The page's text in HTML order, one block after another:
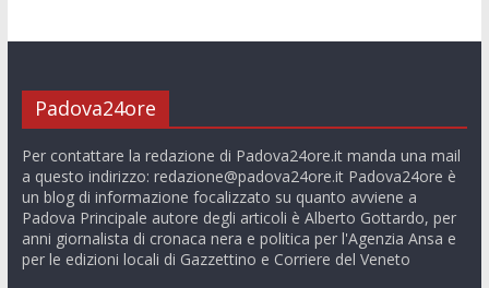
Padova24ore
Per contattare la redazione di Padova24ore.it manda una mail
a questo indirizzo: redazione@padova24ore.itPadova24ore è
un blog di informazione focalizzato su quanto avviene a
Padova Principale autore degli articoli è Alberto Gottardo, per
anni giornalista di cronaca nera e politica per l'Agenzia Ansa e
per le edizioni locali di Gazzettino e Corriere del Veneto